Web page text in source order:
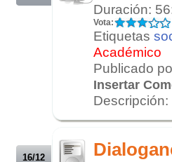
Duración:
Vota:
Etiquetas
Académico
Publicado
Insertar
Descripción:
16/12